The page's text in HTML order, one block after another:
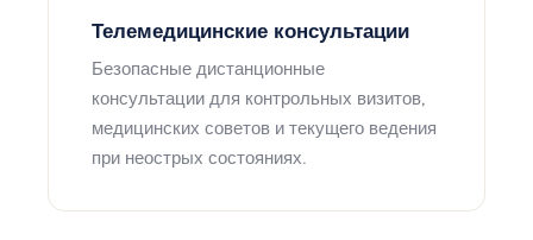
Телемедицинские консультации
Безопасные дистанционные
консультации для контрольных визитов,
медицинских советов и текущего ведения
при неострых состояниях.